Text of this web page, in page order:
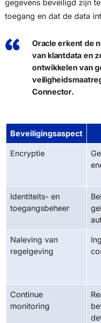
gegevens beveiligd zijn
toegang en dat de data
Oracle erkent de
van klantdata en
ontwikkelen van
Connector.
Beveiligingsaspect
Encryptie
Identiteits- en
toegangsbeheer
Naleving van
regelgeving
Continue
monitoring